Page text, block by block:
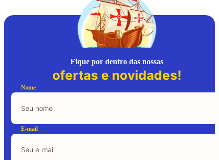
Fique por dentro das nossas
ofertas e novidades!
Nome
E-mail